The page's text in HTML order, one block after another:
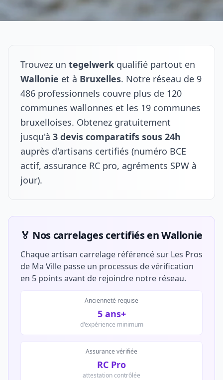
Trouvez un tegelwerk qualifié partout en
Wallonie et à Bruxelles. Notre réseau de 9
486 professionnels couvre plus de 120
communes wallonnes et les 19 communes
bruxelloises. Obtenez gratuitement
jusqu'à 3 devis comparatifs sous 24h
auprès d'artisans certifiés (numéro BCE
actif, assurance RC pro, agréments SPW à
jour).
🏅 Nos carrelages certifiés en Wallonie
Chaque artisan carrelage référencé sur Les Pros
de Ma Ville passe un processus de vérification
en 5 points avant de rejoindre notre réseau.
Ancienneté requise
5 ans+
d'expérience minimum
Assurance vérifiée
RC Pro
attestation contrôlée